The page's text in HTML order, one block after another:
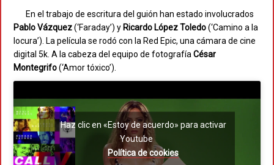
En el trabajo de escritura del guión han estado involucrados
Pablo Vázquez(‘Faraday’) y Ricardo López Toledo(‘Camino a la
locura’). La película se rodó con la Red Epic, una cámara de cine
digital 5k. A la cabeza del equipo de fotografíaCésar
Montegrifo(‘Amor tóxico’).
Haz clic en «Estoy de acuerdo» para activar
Youtube
Política de cookies